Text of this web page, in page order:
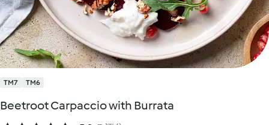
TM7 TM6
Beetroot Carpaccio with Burrata